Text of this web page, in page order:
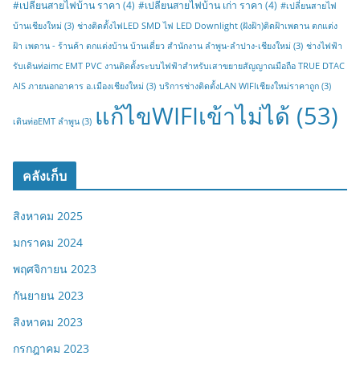
#เปลี่ยนสายไฟบ้าน ราคา (4) #เปลี่ยนสายไฟบ้าน เก่า ราคา (4) #เปลี่ยนสายไฟ
บ้านเชียงใหม่ (3) ช่างติดตั้งไฟLED SMD ไฟ LED Downlight (ฝังฝ้า)ติดฝ้าเพดาน ตกแต่ง
ฝ้า เพดาน - ร้านค้า ตกแต่งบ้าน บ้านเดี่ยว สำนักงาน ลำพูน-ลำปาง-เชียงใหม่ (3) ช่างไฟฟ้า
รับเดินท่อimc EMT PVC งานติดตั้งระบบไฟฟ้าสำหรับเสาขยายสัญญาณมือถือ TRUE DTAC
AIS ภายนอกอาคาร อ.เมืองเชียงใหม่ (3) บริการช่างติดตั้งLAN WIFIเชียงใหม่ราคาถูก (3)
เดินท่อEMT ลำพูน (3) แก้ไขWIFIเข้าไม่ได้ (53)
คลังเก็บ
สิงหาคม 2025
มกราคม 2024
พฤศจิกายน 2023
กันยายน 2023
สิงหาคม 2023
กรกฎาคม 2023